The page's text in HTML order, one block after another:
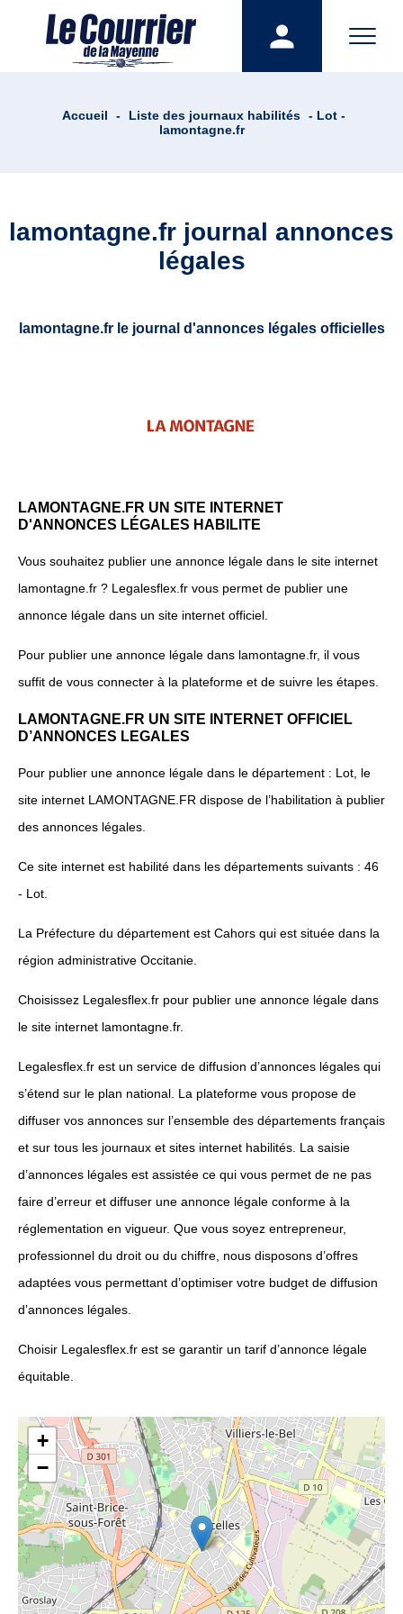
Accueil - Liste des journaux habilités - Lot -
lamontagne.fr
lamontagne.fr journal annonces
légales
lamontagne.fr le journal d'annonces légales officielles
LAMONTAGNE.FR UN SITE INTERNET
D'ANNONCES LÉGALES HABILITE
Vous souhaitez publier une annonce légale dans le site internet
lamontagne.fr ? Legalesflex.fr vous permet de publier une
annonce légale dans un site internet officiel.
Pour publier une annonce légale dans lamontagne.fr, il vous
suffit de vous connecter à la plateforme et de suivre les étapes.
LAMONTAGNE.FR UN SITE INTERNET OFFICIEL
D’ANNONCES LEGALES
Pour publier une annonce légale dans le département : Lot, le
site internet LAMONTAGNE.FR dispose de l’habilitation à publier
des annonces légales.
Ce site internet est habilité dans les départements suivants : 46
- Lot.
La Préfecture du département est Cahors qui est située dans la
région administrative Occitanie.
Choisissez Legalesflex.fr pour publier une annonce légale dans
le site internet lamontagne.fr.
Legalesflex.fr est un service de diffusion d’annonces légales qui
s’étend sur le plan national. La plateforme vous propose de
diffuser vos annonces sur l’ensemble des départements français
et sur tous les journaux et sites internet habilités. La saisie
d’annonces légales est assistée ce qui vous permet de ne pas
faire d’erreur et diffuser une annonce légale conforme à la
réglementation en vigueur. Que vous soyez entrepreneur,
professionnel du droit ou du chiffre, nous disposons d’offres
adaptées vous permettant d’optimiser votre budget de diffusion
d’annonces légales.
Choisir Legalesflex.fr est se garantir un tarif d’annonce légale
équitable.
+
−